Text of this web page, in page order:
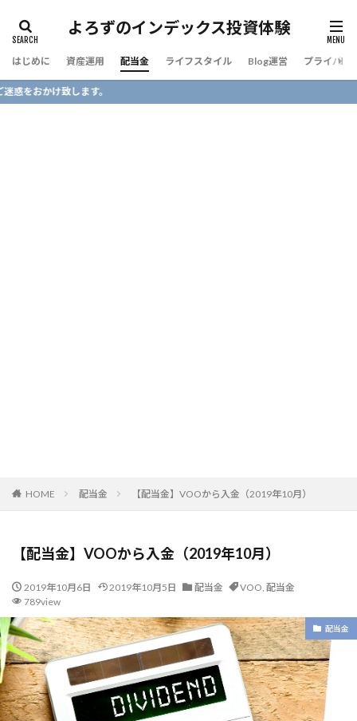
よろずのインデックス投資体験
はじめに 資産運用 配当金 ライフスタイル Blog運営 プライバシ
す。
HOME 配当金 【配当金】VOOから入金（2019年10月）
【配当金】VOOから入金（2019年10月）
2019年10月6日 2019年10月5日 配当金 VOO, 配当金
789view
配当金